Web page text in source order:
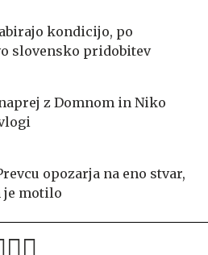
kondicijo, po
slovensko pridobitev
z Domnom in Niko
opozarja na eno stvar,
je motilo